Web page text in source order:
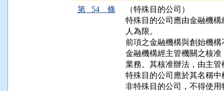
第 54 條
（特殊目的公司）
特殊目的公司應由金融機
人為限。
前項之金融機構與創始機
金融機構經主管機關之核
業務。其核准辦法，由主管
特殊目的公司應於其名稱
非特殊目的公司，不得使